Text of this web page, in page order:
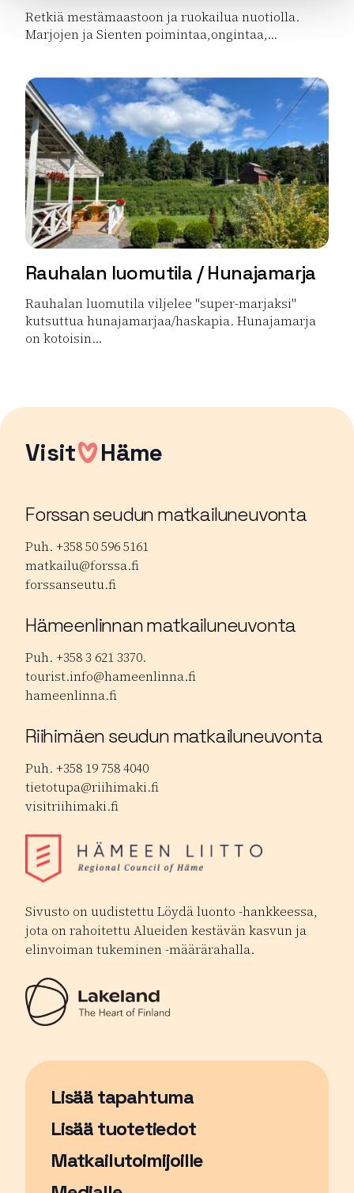
Retkiä mestämaastoon ja ruokailua nuotiolla.
Marjojen ja Sienten poimintaa,ongintaa,...
Rauhalan luomutila / Hunajamarja
Rauhalan luomutila viljelee "super-marjaksi"
kutsuttua hunajamarjaa/haskapia. Hunajamarja
on kotoisin...
Visit Häme
Forssan seudun matkailuneuvonta
Puh. +358 50 596 5161
matkailu@forssa.fi
forssanseutu.fi
Hämeenlinnan matkailuneuvonta
Puh. +358 3 621 3370.
tourist.info@hameenlinna.fi
hameenlinna.fi
Riihimäen seudun matkailuneuvonta
Puh. +358 19 758 4040
tietotupa@riihimaki.fi
visitriihimaki.fi
Sivusto on uudistettu Löydä luonto -hankkeessa,
jota on rahoitettu Alueiden kestävän kasvun ja
elinvoiman tukeminen -määrärahalla.
Lisää tapahtuma
Sivu avautuu uudessa ikkunassa
Lisää tuotetiedot
Matkailutoimijoille